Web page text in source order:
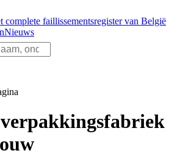
complete faillissementsregister van België
Nieuws